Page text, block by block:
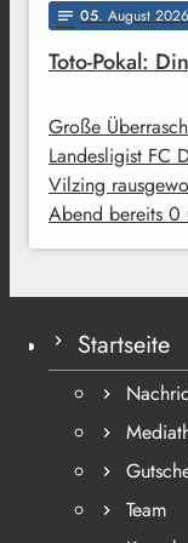
notes 05. August
Toto-Pokal:
Große
Landesligist FC
Vilzing
Abend bereits 0
Startseite
Team